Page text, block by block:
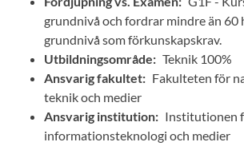
grundnivå och fordrar mindre än 60
grundnivå som förkunskapskrav.
Utbildningsområde: Teknik 100%
Ansvarig fakultet: Fakulteten för
teknik och medier
Ansvarig institution: Institutionen
informationsteknologi och medier